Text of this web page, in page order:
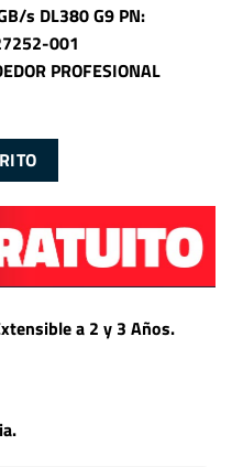
s DL380 G9 PN:
001
PROFESIONAL
DL380 G9 PN: 761879-001 /
a 2 y 3 Años.